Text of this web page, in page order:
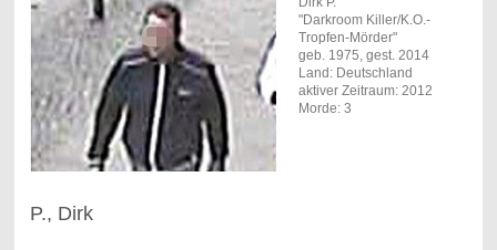
"Darkroom Killer/K.O.-
Tropfen-Mörder"
geb. 1975, gest. 2014
Land: Deutschland
aktiver Zeitraum: 2012
Morde: 3
P., Dirk